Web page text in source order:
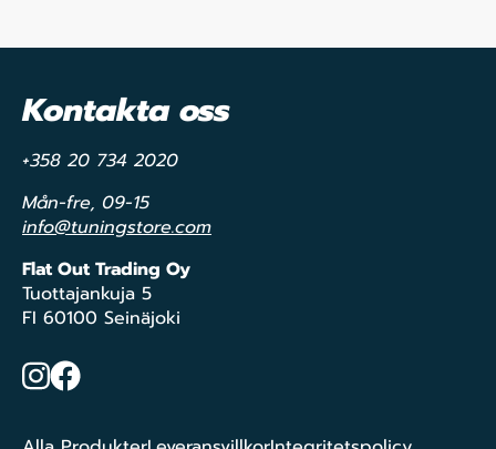
Kontakta oss
+358 20 734 2020
Mån-fre, 09-15
info@tuningstore.com
Flat Out Trading Oy
Tuottajankuja 5
FI 60100 Seinäjoki
Instagram
Facebook